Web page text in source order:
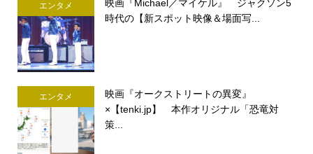
エンタメ
映画『Michael／マイケル』 ジャクソン5
時代の【新スポット映像＆場面写...
エンタメ
映画『オークストリートの異変』
×【tenki.jp】 本作オリジナル「恐竜対
策...